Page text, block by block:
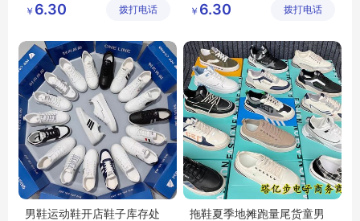
地摊鞋子批发
底价鞋批发
步鞋行
￥ 6.30 拨打电话
地摊鞋子批发
底价鞋批发
步鞋行
￥ 6.30 拨打电话
男鞋运动鞋开店鞋子库存处
拖鞋夏季地摊跑量尾货童男